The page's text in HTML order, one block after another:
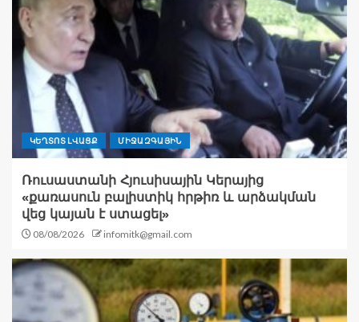
ԿԵՂՏՈՏ ԼՎԱՑՔ ՄԻՋԱԶԳԱՅԻՆ
Ռուսաստանի Հյուսիսային Կերայից
«քառասուն բալիստիկ հրթիռ և արձակման
վեց կայան է ստացել»
08/08/2026 infomitk@gmail.com